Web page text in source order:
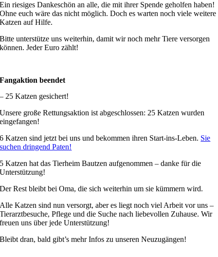
Ein riesiges Dankeschön an alle, die mit ihrer Spende geholfen haben!
Ohne euch wäre das nicht möglich. Doch es warten noch viele weitere
Katzen auf Hilfe.
Bitte unterstütze uns weiterhin, damit wir noch mehr Tiere versorgen
können. Jeder Euro zählt!
Fangaktion beendet
– 25 Katzen gesichert!
Unsere große Rettungsaktion ist abgeschlossen: 25 Katzen wurden
eingefangen!
6 Katzen sind jetzt bei uns und bekommen ihren Start-ins-Leben. Sie
suchen dringend Paten!
5 Katzen hat das Tierheim Bautzen aufgenommen – danke für die
Unterstützung!
Der Rest bleibt bei Oma, die sich weiterhin um sie kümmern wird.
Alle Katzen sind nun versorgt, aber es liegt noch viel Arbeit vor uns –
Tierarztbesuche, Pflege und die Suche nach liebevollen Zuhause. Wir
freuen uns über jede Unterstützung!
Bleibt dran, bald gibt’s mehr Infos zu unseren Neuzugängen!